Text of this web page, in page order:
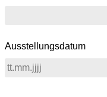
Ausstellungsdatum